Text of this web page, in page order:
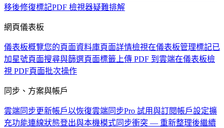
移後修復標記PDF 檢視器疑難排解
網頁儀表板
儀表板概覽您的頁面資料庫頁面詳情檢視在儀表板管理標記已
加星號頁面搜尋與篩選頁面標籤 上傳 PDF 到雲端在儀表板檢
視 PDF頁面批次操作
同步、方案與帳戶
雲端同步更新帳戶以恢復雲端同步Pro 試用與訂閱帳戶設定擴
充功能連線狀態登出與本機模式同步衝突 — 重新整理後繼續